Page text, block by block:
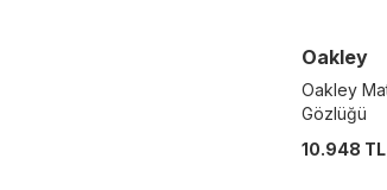
Oakley
Oakley
Gözlüğü
10.948 TL